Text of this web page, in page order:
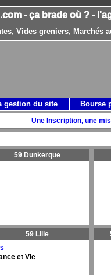
- ça brade où ? -
Vides greniers, Marchés
Une Inscription, une
59 Dunkerque
59 Lille
et Vie
gestion du site Bourse